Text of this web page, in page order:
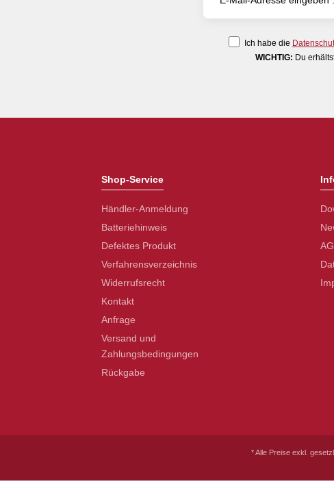
Ich habe die
WICHTIG: Du
Shop-Service
Händler-Anmeldung
Batteriehinweis
Defektes Produkt
Verfahrensverzeichnis
Widerrufsrecht
Kontakt
Anfrage
Versand und
Zahlungsbedingungen
Rückgabe
* Alle Preise exkl.